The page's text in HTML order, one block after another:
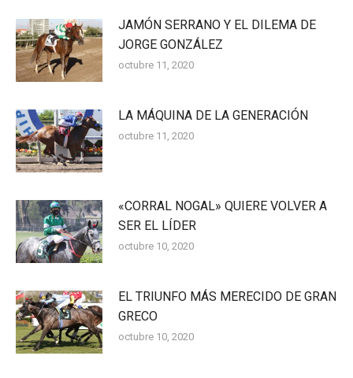
JAMÓN SERRANO Y EL DILEMA DE
JORGE GONZÁLEZ
octubre 11, 2020
LA MÁQUINA DE LA GENERACIÓN
octubre 11, 2020
«CORRAL NOGAL» QUIERE VOLVER A
SER EL LÍDER
octubre 10, 2020
EL TRIUNFO MÁS MERECIDO DE GRAN
GRECO
octubre 10, 2020